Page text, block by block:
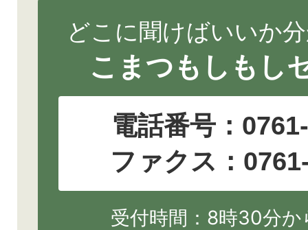
どこに聞けばいいか
こまつもしもし
電話番号：
ファクス：
受付時間：8時30分